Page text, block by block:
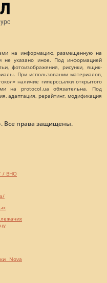
на информацию, размещенную на
не указано иное. Под информацией
фотоизображения, рисунки, ящик-
При использовании материалов,
наличие гиперссылки открытого
на protocol.ua обязательна. Под
адаптация, рерайтинг, модификация
Все права защищены.
/ ВНО
Nova